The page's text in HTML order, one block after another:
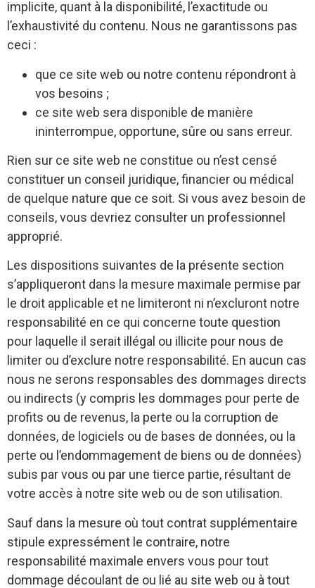
implicite, quant à la disponibilité, l’exactitude ou
l’exhaustivité du contenu. Nous ne garantissons pas
ceci :
que ce site web ou notre contenu répondront à
vos besoins ;
ce site web sera disponible de manière
ininterrompue, opportune, sûre ou sans erreur.
Rien sur ce site web ne constitue ou n’est censé
constituer un conseil juridique, financier ou médical
de quelque nature que ce soit. Si vous avez besoin de
conseils, vous devriez consulter un professionnel
approprié.
Les dispositions suivantes de la présente section
s’appliqueront dans la mesure maximale permise par
le droit applicable et ne limiteront ni n’excluront notre
responsabilité en ce qui concerne toute question
pour laquelle il serait illégal ou illicite pour nous de
limiter ou d’exclure notre responsabilité. En aucun cas
nous ne serons responsables des dommages directs
ou indirects (y compris les dommages pour perte de
profits ou de revenus, la perte ou la corruption de
données, de logiciels ou de bases de données, ou la
perte ou l’endommagement de biens ou de données)
subis par vous ou par une tierce partie, résultant de
votre accès à notre site web ou de son utilisation.
Sauf dans la mesure où tout contrat supplémentaire
stipule expressément le contraire, notre
responsabilité maximale envers vous pour tout
dommage découlant de ou lié au site web ou à tout